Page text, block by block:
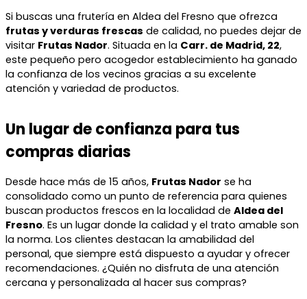
Si buscas una frutería en Aldea del Fresno que ofrezca
frutas y verduras frescas de calidad, no puedes dejar de
visitar Frutas Nador. Situada en la Carr. de Madrid, 22,
este pequeño pero acogedor establecimiento ha ganado
la confianza de los vecinos gracias a su excelente
atención y variedad de productos.
Un lugar de confianza para tus
compras diarias
Desde hace más de 15 años, Frutas Nador se ha
consolidado como un punto de referencia para quienes
buscan productos frescos en la localidad de Aldea del
Fresno. Es un lugar donde la calidad y el trato amable son
la norma. Los clientes destacan la amabilidad del
personal, que siempre está dispuesto a ayudar y ofrecer
recomendaciones. ¿Quién no disfruta de una atención
cercana y personalizada al hacer sus compras?